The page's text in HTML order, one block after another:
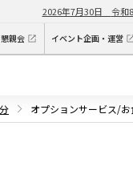
2026年7月30日 令和
親会 イベント企画・運営
オプションサービス/